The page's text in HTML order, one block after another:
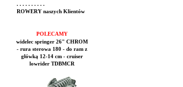
. . . . . . . . . .
ROWERY naszych Klientów
POLECAMY
widelec springer 26" CHROM
- rura sterowa 180 - do ram z
główką 12-14 cm - cruiser
lowrider TDBMCR